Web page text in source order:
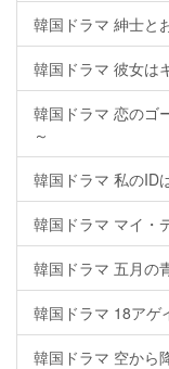
韓国ドラマ 紳士と
韓国ドラマ 彼女は
韓国ドラマ 恋のゴ
～
韓国ドラマ 私のID
韓国ドラマ マイ・
韓国ドラマ 五月の
韓国ドラマ 18アゲ
韓国ドラマ 空から